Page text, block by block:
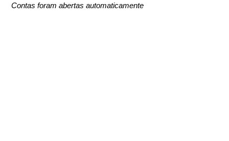
Contas foram abertas automaticamente